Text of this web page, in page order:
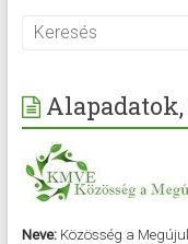
Neve:Közösség a